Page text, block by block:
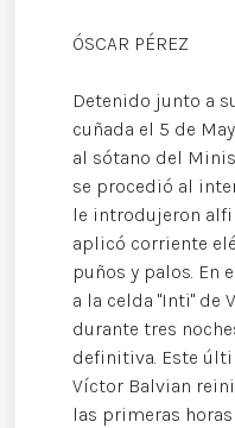
ÓSCAR PÉREZ
Detenido junto a
cuñada el 5 de
al sótano del
se procedió al
le introdujeron
aplicó corriente
puños y palos. En
a la celda "Inti" de
durante tres
definitiva. Este
Víctor Balvian
las primeras